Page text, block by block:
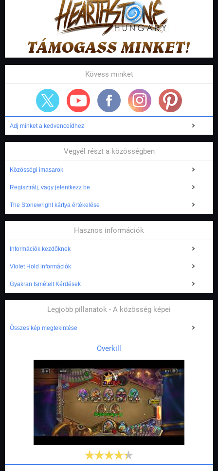
Kövess minket
Adj minket a kedvenceidhez
Vegyél részt a közösségben
Közösségi imasarok
Regisztrálj, vagy jelentkezz be
The Stonewright kártya értékelése
Hasznos információk
Információk kezdőknek
Violet Hold információk
Gyakran Ismételt Kérdések
Legjobb pillanatok - A közösség képei
Összes kép megtekintése
Overkill